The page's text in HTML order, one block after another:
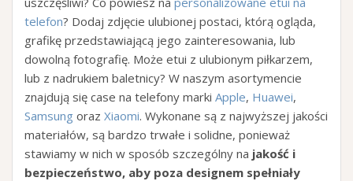
telefon? Dodaj zdjęcie ulubionej postaci, którą ogląda,
grafikę przedstawiającą jego zainteresowania, lub
dowolną fotografię. Może etui z ulubionym piłkarzem,
lub z nadrukiem baletnicy? W naszym asortymencie
znajdują się case na telefony marki Apple, Huawei,
Samsung oraz Xiaomi. Wykonane są z najwyższej jakości
materiałów, są bardzo trwałe i solidne, ponieważ
stawiamy w nich w sposób szczególny na jakość i
bezpieczeństwo, aby poza designem spełniały